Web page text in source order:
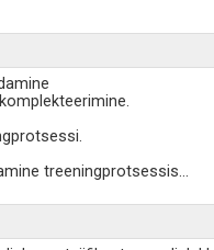
treeningprotsessis...